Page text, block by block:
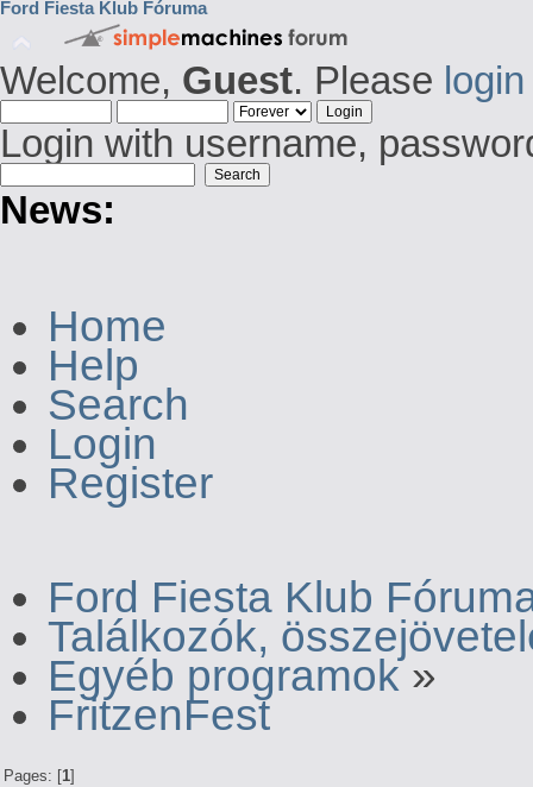
Ford Fiesta Klub Fóruma
Welcome, Guest. Please login
Login with username,
News:
Home
Help
Search
Login
Register
Ford Fiesta Klub
Találkozók,
Egyéb programok»
FritzenFest
Pages: [1]